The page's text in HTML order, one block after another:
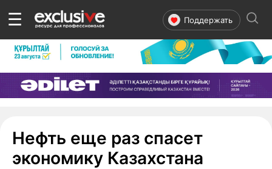
☰ Поддержать
Нефть еще раз спасет
экономику Казахстана